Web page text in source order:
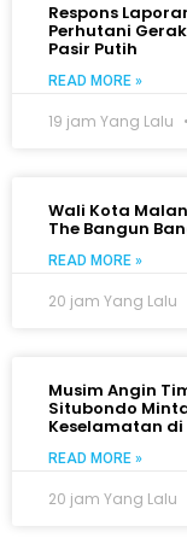
Respons
Perhutani
Pasir Putih
READ MORE »
19 jam Yang Lalu
Wali Kota
The Bangun
READ MORE »
20 jam Yang Lalu
Musim Angin
Situbondo
Keselamatan di
READ MORE »
20 jam Yang Lalu